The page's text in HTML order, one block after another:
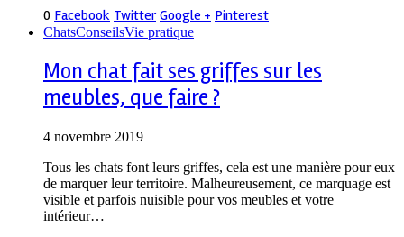
0 Facebook Twitter Google + Pinterest
ChatsConseilsVie pratique
Mon chat fait ses griffes sur les
meubles, que faire ?
4 novembre 2019
Tous les chats font leurs griffes, cela est une manière pour eux
de marquer leur territoire. Malheureusement, ce marquage est
visible et parfois nuisible pour vos meubles et votre
intérieur…